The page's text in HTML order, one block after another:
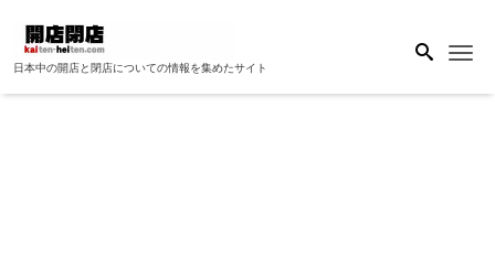
日本中の開店と閉店についての情報を集めたサイト